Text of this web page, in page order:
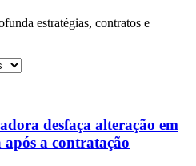
estratégias, contratos e
desfaça alteração em
após a contratação